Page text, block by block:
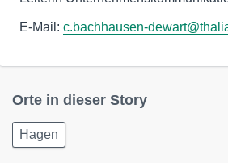
E-Mail: c.bachhausen-
Orte in dieser Story
Hagen